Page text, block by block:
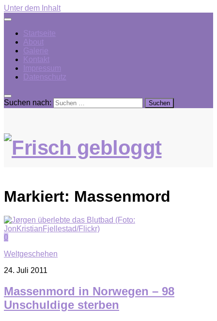
Unter dem Inhalt
Startseite
About
Galerie
Kontakt
Impressum
Datenschutz
Suchen nach:
Markiert: Massenmord
0
Weltgeschehen
24. Juli 2011
Massenmord in Norwegen – 98
Unschuldige sterben